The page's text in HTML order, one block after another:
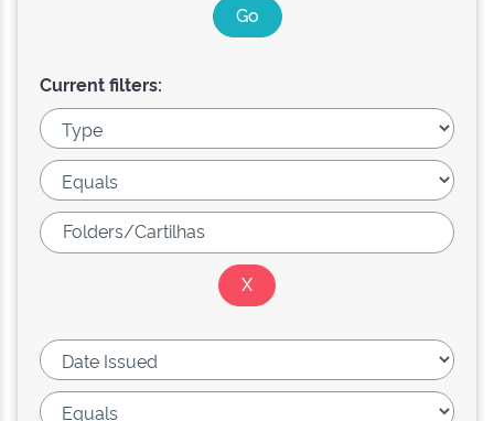
Current filters: